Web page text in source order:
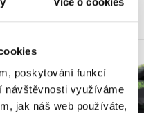
poskytování funkcí
návštěvnosti využíváme
jak náš web používáte,